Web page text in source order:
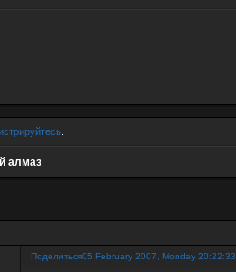
алмаз
Поделиться05 February 2007, Monday 20:22:33